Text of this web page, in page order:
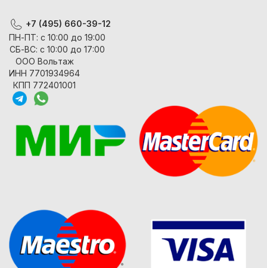
+7 (495) 660-39-12
ПН-ПТ: с 10:00 до 19:00
СБ-ВС: с 10:00 до 17:00
ООО Вольтаж
ИНН 7701934964
КПП 772401001